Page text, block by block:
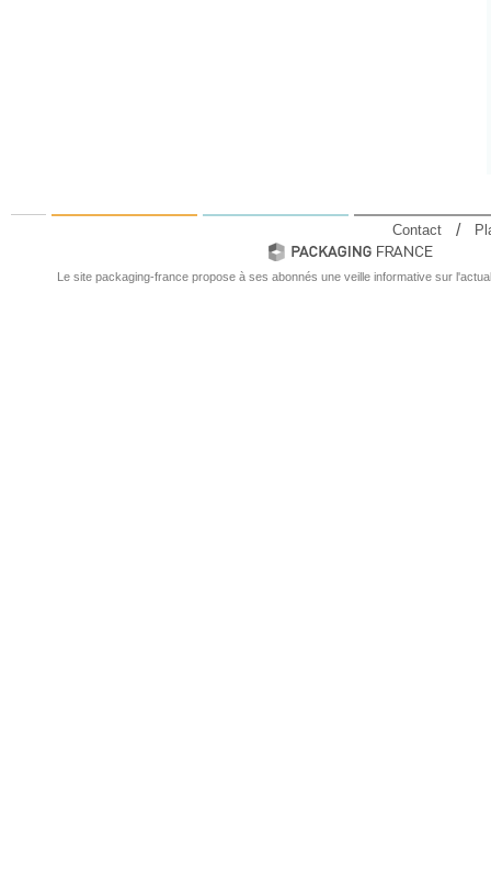
Le site packaging-france propose à ses abonnés une veille informative sur
Contact